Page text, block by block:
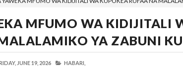
MFUMO WA KIDIJITALI
YA ZABUNI
JUNE 19, 2026 HABARI,